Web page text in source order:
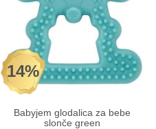
14%
Babyjem glodalica za bebe
slonče green